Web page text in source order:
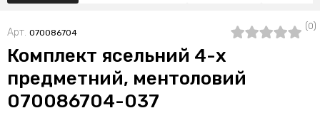
Арт. 070086704
(0)
Комплект ясельний 4-х
предметний, ментоловий
070086704-037